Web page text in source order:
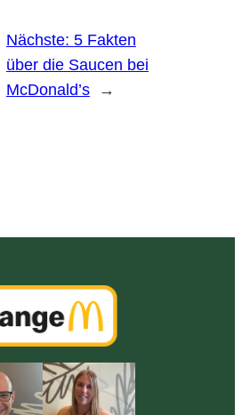
Nächste: 5 Fakten
über die Saucen bei
McDonald’s
→